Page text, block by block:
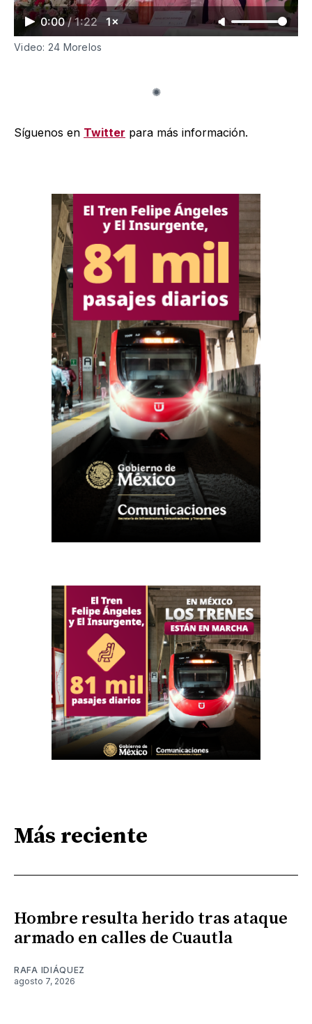
0:00 / 1:22 1×
Video: 24 Morelos
Síguenos en Twitter para más información.
Más reciente
Hombre resulta herido tras ataque
armado en calles de Cuautla
RAFA IDIÁQUEZ
agosto 7, 2026